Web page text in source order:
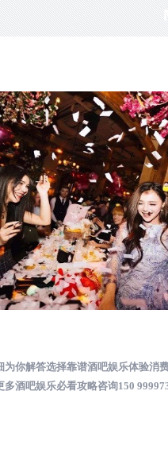
为你解答选择靠谱酒吧娱乐体验消
多酒吧娱乐必看攻略咨询150